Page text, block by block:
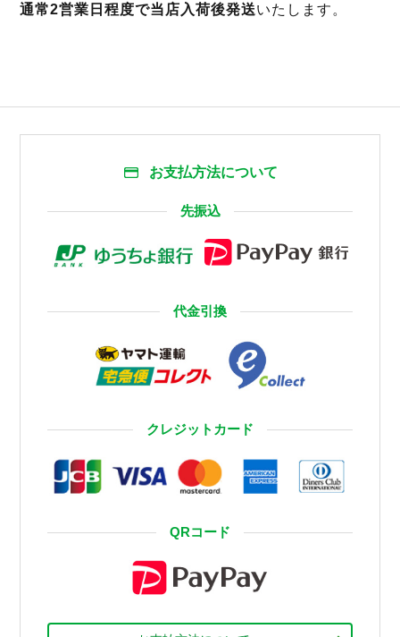
通常2営業日程度で当店入荷後発送いたします。
お支払方法について
先振込
代金引換
クレジットカード
QRコード